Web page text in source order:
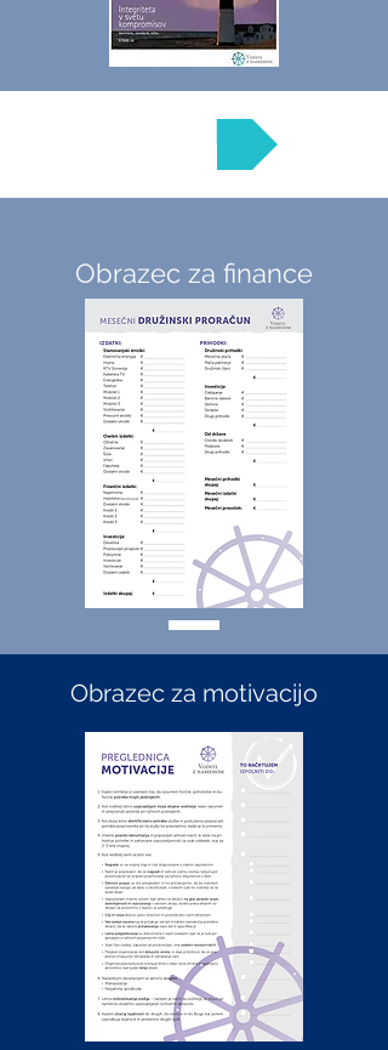
Obrazec za finance
Obrazec za motivacijo